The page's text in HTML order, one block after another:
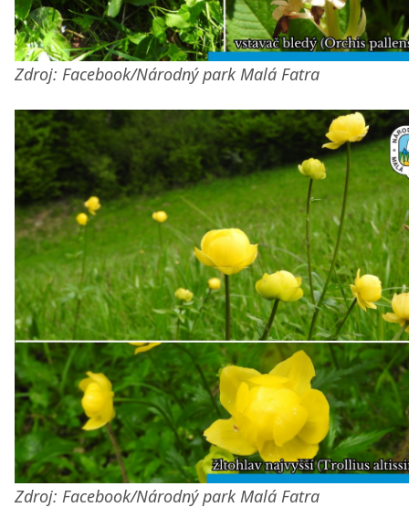
Zdroj: Facebook/Národný park Malá Fatra
Zdroj: Facebook/Národný park Malá Fatra